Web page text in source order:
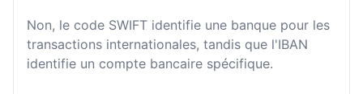
Non, le code SWIFT identifie une banque pour les
transactions internationales, tandis que l'IBAN
identifie un compte bancaire spécifique.